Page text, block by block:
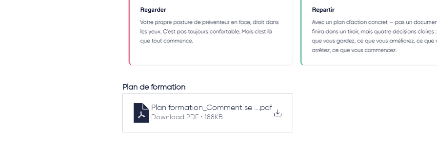
Plan de formation
Plan formation_Comment se motiver à la sst
.pdf
Download PDF • 188KB